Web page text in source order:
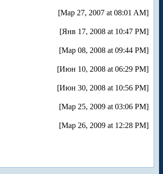
[Мар 27, 2007 at 08:01 AM]
[Янв 17, 2008 at 10:47 PM]
[Мар 08, 2008 at 09:44 PM]
[Июн 10, 2008 at 06:29 PM]
[Июн 30, 2008 at 10:56 PM]
[Мар 25, 2009 at 03:06 PM]
[Мар 26, 2009 at 12:28 PM]